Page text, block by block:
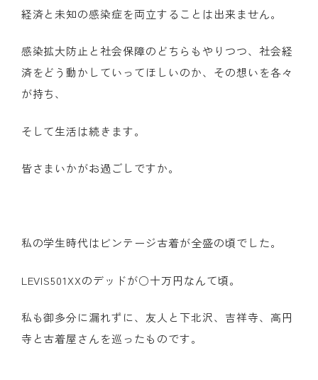
経済と未知の感染症を両立することは出来ません。
感染拡大防止と社会保障のどちらもやりつつ、社会経
済をどう動かしていってほしいのか、その想いを各々
が持ち、
そして生活は続きます。
皆さまいかがお過ごしですか。
私の学生時代はビンテージ古着が全盛の頃でした。
LEVIS501XXのデッドが○十万円なんて頃。
私も御多分に漏れずに、友人と下北沢、吉祥寺、高円
寺と古着屋さんを巡ったものです。